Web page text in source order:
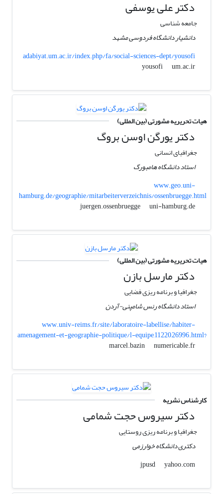
دکتر علی یوسفی
جامعه شناسی
دانشیار دانشگاه فردوسی مشهد
adabiyat.um.ac.ir/index.php/fa/social-sciences-dept/yousofi
yousofi
um.ac.ir
هیات تحریریه مشورتی (بین المللی)
دکتر یورگن اوسن بروگ
جغرافیای انسانی
استاد دانشگاه هامبورگ
www.geo.uni-
hamburg.de/geographie/mitarbeiterverzeichnis/ossenbruegge.html
juergen.ossenbruegge
uni-hamburg.de
هیات تحریریه مشورتی (بین المللی)
دکتر مارسل بازن
جغرافیا و برنامه ریزی فضایی
استاد دانشگاه رنس شامپنی-آردن
www.univ-reims.fr/site/laboratoire-labellise/habiter-
amenagement-et-geographie-politique/l-equipe,11220,26996.html?
marcel.bazin
numericable.fr
کارشناس نشریه
دکتر سیروس حجت شمامی
جغرافیا و برنامه ریزی روستایی
دکتری دانشگاه خوارزمی
jpusd
yahoo.com